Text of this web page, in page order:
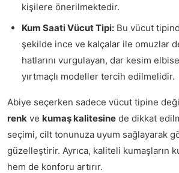
kişilere önerilmektedir.
Kum Saati Vücut Tipi: Bu vücut
şekilde ince ve kalçalar ile omuzlar
hatlarını vurgulayan, dar kesim
yırtmaçlı modeller tercih edilmelidir.
Abiye seçerken sadece vücut tipine
renk ve kumaş kalitesine de dikkat
seçimi, cilt tonunuza uyum sağlayarak
güzelleştirir. Ayrıca, kaliteli kumaşların
hem de konforu artırır.